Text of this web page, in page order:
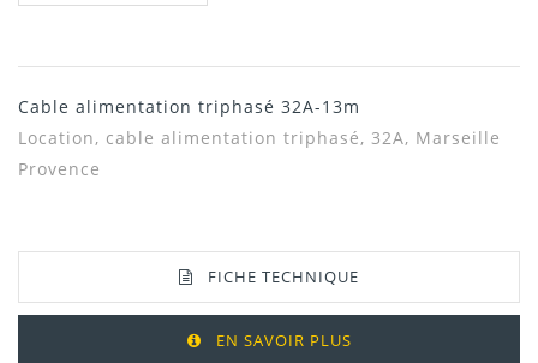
Cable alimentation triphasé 32A-13m
Location, cable alimentation triphasé, 32A, Marseille
Provence
FICHE TECHNIQUE
EN SAVOIR PLUS